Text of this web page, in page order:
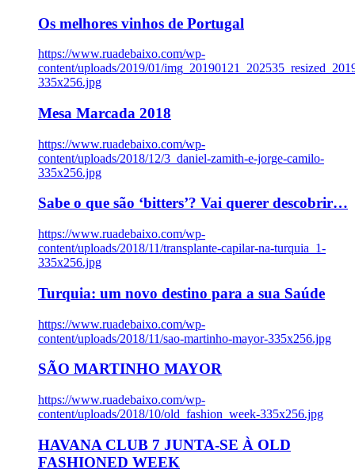
Os melhores vinhos de Portugal
https://www.ruadebaixo.com/wp-
content/uploads/2019/01/
335x256.jpg
Mesa Marcada 2018
https://www.ruadebaixo.com/wp-
content/uploads/2018/12/3_daniel-zamith-e-jorge-camilo-
335x256.jpg
Sabe o que são ‘bitters’? Vai querer descobrir…
https://www.ruadebaixo.com/wp-
content/uploads/2018/11/transplante-capilar-na-turquia_1-
335x256.jpg
Turquia: um novo destino para a sua Saúde
https://www.ruadebaixo.com/wp-
content/uploads/2018/11/sao-martinho-mayor-335x256.jpg
SÃO MARTINHO MAYOR
https://www.ruadebaixo.com/wp-
content/uploads/2018/10/old_fashion_week-335x256.jpg
HAVANA CLUB 7 JUNTA-SE À OLD
FASHIONED WEEK